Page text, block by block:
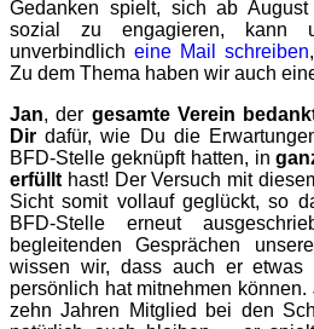
Gedanken spielt, sich ab
sozial zu engagieren, kann
unverbindlich eine Mail schreiben
Zu dem Thema haben wir auch
Jan, der gesamte Verein
Dir dafür, wie Du die
BFD-Stelle geknüpft hatten, in
erfüllthast! Der Versuch mit
Sicht somit vollauf geglückt, so
BFD-Stelle erneut
begleitenden Gesprächen
wissen wir, dass auch er
persönlich hat mitnehmen
zehn Jahren Mitglied bei den